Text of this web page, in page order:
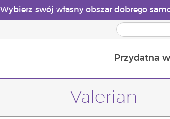
Wybierz swój własny obszar dobrego
Przydatna
Valerian